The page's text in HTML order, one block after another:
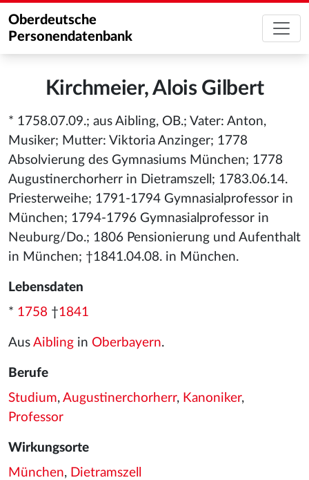
Oberdeutsche
Personendatenbank
Kirchmeier, Alois Gilbert
* 1758.07.09.; aus Aibling, OB.; Vater: Anton,
Musiker; Mutter: Viktoria Anzinger; 1778
Absolvierung des Gymnasiums München; 1778
Augustinerchorherr in Dietramszell; 1783.06.14.
Priesterweihe; 1791-1794 Gymnasialprofessor in
München; 1794-1796 Gymnasialprofessor in
Neuburg/Do.; 1806 Pensionierung und Aufenthalt
in München; †1841.04.08. in München.
Lebensdaten
* 1758 †1841
Aus Aibling in Oberbayern.
Berufe
Studium, Augustinerchorherr, Kanoniker,
Professor
Wirkungsorte
München, Dietramszell